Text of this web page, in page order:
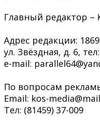
Главный редактор –
Адрес редакции:
ул. Звёздная, д. 6,
e-mail:
По вопросам
Email: kos-
Тел: (81459) 37-009